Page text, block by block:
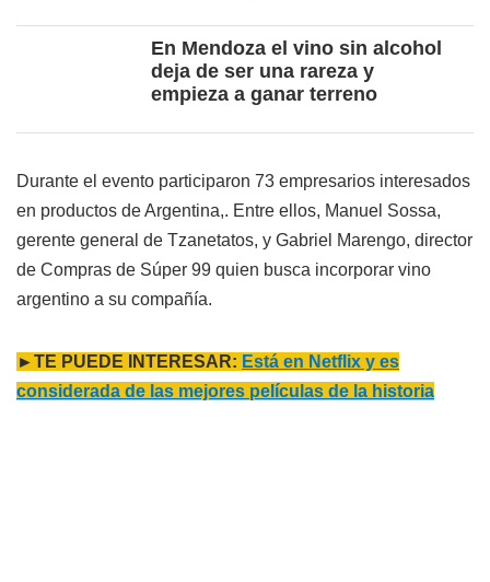
En Mendoza el vino sin alcohol
deja de ser una rareza y
empieza a ganar terreno
Durante el evento participaron 73 empresarios interesados
en productos de Argentina,. Entre ellos, Manuel Sossa,
gerente general de Tzanetatos, y Gabriel Marengo, director
de Compras de Súper 99 quien busca incorporar vino
argentino a su compañía.
►TE PUEDE INTERESAR: Está en Netflix y es
considerada de las mejores películas de la historia